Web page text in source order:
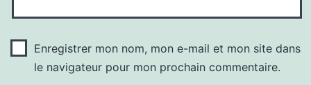
Enregistrer mon nom, mon e-mail et mon site dans
le navigateur pour mon prochain commentaire.